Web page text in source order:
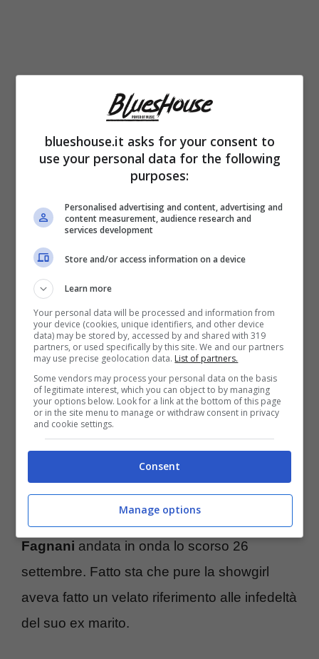
Si parla con insistenza
tradimento da parte di luied anche di due
stili di vita profondamente diversi, con
pochissimi interessi in comune. Ora Belen
partner diversi. La sudamericana è uscita
Lorenzoni. Lui invece – e qui il condizionale
è d’obbligo – sarebbe legato alla 26enne
Martina Trivelli, con la quale è stato
paparazzato a metà settembre a Milano.
Alcuni amici di Belen Rodriguez hanno
riferito al settimanale “Oggi”che Stefano De
Martino l’avrebbe tradita più volte. Cosa
che avrebbe distrutto lei. Il presentatore tv
invece ha smentito tutto con forzanel corso
di una puntata di “Belve” da Francesca
Fagnani andata in onda lo scorso 26
settembre. Fatto sta che pure la showgirl
aveva fatto un velato riferimento alle infedeltà
del suo ex marito.
blueshouse.it asks for your consent to
use your personal data for the following
purposes:
Personalised advertising and content, advertising and
content measurement, audience research and
services development
Store and/or access information on a device
Learn more
Your personal data will be processed and information from
your device (cookies, unique identifiers, and other device
data) may be stored by, accessed by and shared with 319
partners, or used specifically by this site. We and our partners
may use precise geolocation data. List of partners.
Some vendors may process your personal data on the basis
of legitimate interest, which you can object to by managing
your options below. Look for a link at the bottom of this page
or in the site menu to manage or withdraw consent in privacy
and cookie settings.
Consent
Manage options